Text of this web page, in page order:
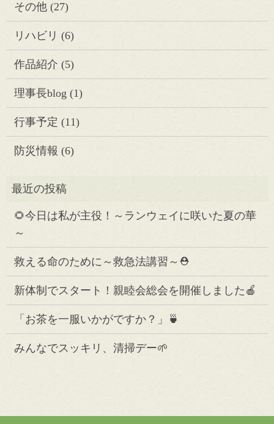
その他(27)
リハビリ (6)
作品紹介 (5)
理事長blog (1)
行事予定 (11)
防災情報 (6)
🌻今日は私が主役！～ランウェイに咲いた夏の華
～
救える命のために～救急法講習～⛑️
新体制でスタート！親睦会総会を開催しました🍎
「お茶を一服いかがですか？」🍵
みんなでスッキリ、清掃デー🌱